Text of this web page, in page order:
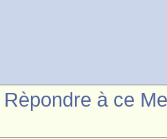
Rèpondre à ce